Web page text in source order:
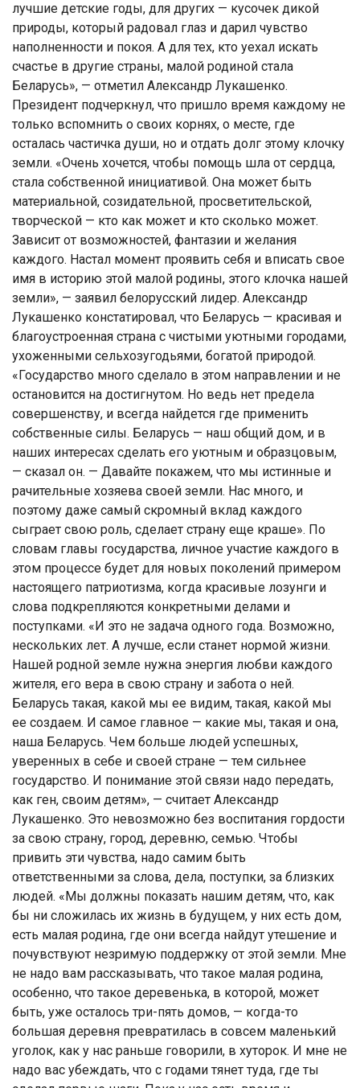
лучшие детские годы, для других — кусочек дикой
природы, который радовал глаз и дарил чувство
наполненности и покоя. А для тех, кто уехал искать
счастье в другие страны, малой родиной стала
Беларусь», — отметил Александр Лукашенко.
Президент подчеркнул, что пришло время каждому не
только вспомнить о своих корнях, о месте, где
осталась частичка души, но и отдать долг этому клочку
земли. «Очень хочется, чтобы помощь шла от сердца,
стала собственной инициативой. Она может быть
материальной, созидательной, просветительской,
творческой — кто как может и кто сколько может.
Зависит от возможностей, фантазии и желания
каждого. Настал момент проявить себя и вписать свое
имя в историю этой малой родины, этого клочка нашей
земли», — заявил белорусский лидер. Александр
Лукашенко констатировал, что Беларусь — красивая и
благоустроенная страна с чистыми уютными городами,
ухоженными сельхозугодьями, богатой природой.
«Государство много сделало в этом направлении и не
остановится на достигнутом. Но ведь нет предела
совершенству, и всегда найдется где применить
собственные силы. Беларусь — наш общий дом, и в
наших интересах сделать его уютным и образцовым,
— сказал он. — Давайте покажем, что мы истинные и
рачительные хозяева своей земли. Нас много, и
поэтому даже самый скромный вклад каждого
сыграет свою роль, сделает страну еще краше». По
словам главы государства, личное участие каждого в
этом процессе будет для новых поколений примером
настоящего патриотизма, когда красивые лозунги и
слова подкрепляются конкретными делами и
поступками. «И это не задача одного года. Возможно,
нескольких лет. А лучше, если станет нормой жизни.
Нашей родной земле нужна энергия любви каждого
жителя, его вера в свою страну и забота о ней.
Беларусь такая, какой мы ее видим, такая, какой мы
ее создаем. И самое главное — какие мы, такая и она,
наша Беларусь. Чем больше людей успешных,
уверенных в себе и своей стране — тем сильнее
государство. И понимание этой связи надо передать,
как ген, своим детям», — считает Александр
Лукашенко. Это невозможно без воспитания гордости
за свою страну, город, деревню, семью. Чтобы
привить эти чувства, надо самим быть
ответственными за слова, дела, поступки, за близких
людей. «Мы должны показать нашим детям, что, как
бы ни сложилась их жизнь в будущем, у них есть дом,
есть малая родина, где они всегда найдут утешение и
почувствуют незримую поддержку от этой земли. Мне
не надо вам рассказывать, что такое малая родина,
особенно, что такое деревенька, в которой, может
быть, уже осталось три-пять домов, — когда-то
большая деревня превратилась в совсем маленький
уголок, как у нас раньше говорили, в хуторок. И мне не
надо вас убеждать, что с годами тянет туда, где ты